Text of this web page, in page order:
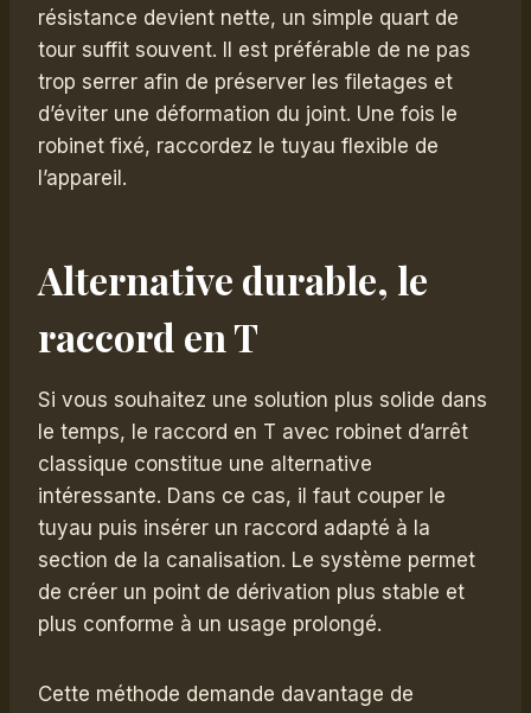
résistance devient nette, un simple quart de
tour suffit souvent. Il est préférable de ne pas
trop serrer afin de préserver les filetages et
d’éviter une déformation du joint. Une fois le
robinet fixé, raccordez le tuyau flexible de
l’appareil.
Alternative durable, le
raccord en T
Si vous souhaitez une solution plus solide dans
le temps, le raccord en T avec robinet d’arrêt
classique constitue une alternative
intéressante. Dans ce cas, il faut couper le
tuyau puis insérer un raccord adapté à la
section de la canalisation. Le système permet
de créer un point de dérivation plus stable et
plus conforme à un usage prolongé.
Cette méthode demande davantage de